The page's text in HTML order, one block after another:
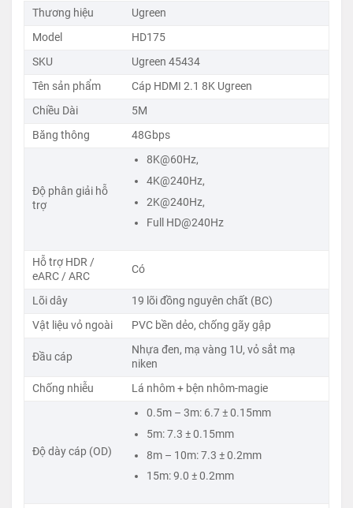
Bên trong là lõi đồng nguyên chất (Bare Copper) kết
hợp đầu cắm mạ vàng 1U giúp truyền dẫn ổn định,
gãy gập và lá chống nhiễu nhôm – bện magie giúp
bảo vệ đường truyền tối đa.
45434
Cáp HDMI Ugreen HD175 45434 thuộc dòng HDMI 2.1
thế hệ mới với băng thông cao lên tới 48Gbps giúp
truyền tải dữ liệu nhanh gấp 2.6 lần HDMI 2.0 để đáp
ứng được độ phân giải 8K@60Hz, 4K@240Hz và VRR
HDMI của tương lại mọi thiết bị từ chơi game cho tới
Dây HDMI 2.1 Dài 5M Ugreen 45433 được làm với cấu
trúc từ 19 sợi đồng nguyên chất giúp tín hiệu truyền ổn
định, giảm độ trễ, chống nhiễu điện từ và đảm bảo độ
bền vượt trội.Đầu cắm của dây được mạ vàng 1U sau
tín hiệu liền mạch trong thời gian dài sử dụng.
Dây dẫn của dòng cáp HDMI 2.1 được bảo vệ bằng
Thương hiệu
Ugreen
Model
HD175
SKU
Ugreen 45434
Tên sản phẩm
Cáp HDMI 2.1 8K Ugreen
Chiều Dài
5M
Băng thông
48Gbps
Độ phân giải hỗ
trợ
8K@60Hz,
4K@240Hz,
2K@240Hz,
Full HD@240Hz
Hỗ trợ HDR /
eARC / ARC
Có
Lõi dây
19 lõi đồng nguyên chất (BC)
Vật liệu vỏ ngoài
PVC bền dẻo, chống gãy gập
Đầu cáp
Nhựa đen, mạ vàng 1U, vỏ sắt mạ
niken
Chống nhiễu
Lá nhôm + bện nhôm-magie
Độ dày cáp (OD)
0.5m – 3m: 6.7 ± 0.15mm
5m: 7.3 ± 0.15mm
8m – 10m: 7.3 ± 0.2mm
15m: 9.0 ± 0.2mm